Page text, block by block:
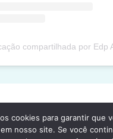
Vladimir Araujo | Todos
cookies para garantir que
nosso site. Se você